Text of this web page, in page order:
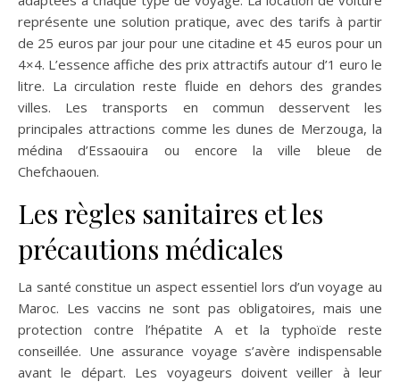
représente une solution pratique, avec des tarifs à partir
de 25 euros par jour pour une citadine et 45 euros pour un
4×4. L’essence affiche des prix attractifs autour d’1 euro le
litre. La circulation reste fluide en dehors des grandes
villes. Les transports en commun desservent les
principales attractions comme les dunes de Merzouga, la
médina d’Essaouira ou encore la ville bleue de
Chefchaouen.
Les règles sanitaires et les
précautions médicales
La santé constitue un aspect essentiel lors d’un voyage au
Maroc. Les vaccins ne sont pas obligatoires, mais une
protection contre l’hépatite A et la typhoïde reste
conseillée. Une assurance voyage s’avère indispensable
avant le départ. Les voyageurs doivent veiller à leur